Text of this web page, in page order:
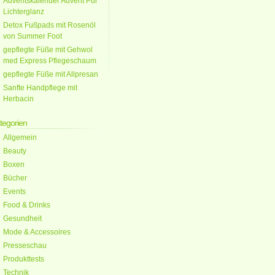
Lichterglanz
Detox Fußpads mit Rosenöl
von Summer Foot
gepflegte Füße mit Gehwol
med Express Pflegeschaum
gepflegte Füße mit Allpresan
Sanfte Handpflege mit
Herbacin
Allgemein
Beauty
Boxen
Bücher
Events
Food & Drinks
Gesundheit
Mode & Accessoires
Presseschau
Produkttests
Technik